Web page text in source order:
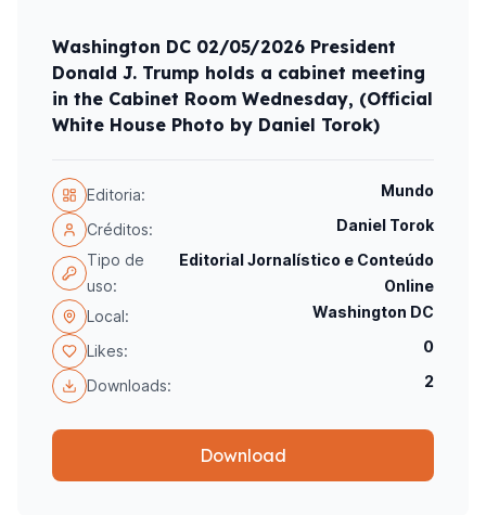
Washington DC 02/05/2026 President
Donald J. Trump holds a cabinet meeting
in the Cabinet Room Wednesday, (Official
White House Photo by Daniel Torok)
Editoria: Mundo
Créditos:
Daniel Torok
Tipo de
uso:
Editorial Jornalístico e Conteúdo
Online
Local:
Washington DC
Likes: 0
Downloads: 2
Download